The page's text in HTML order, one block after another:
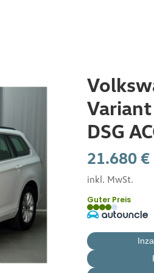
by Burger
Jobcar
Neuwagen
DSG
21.680 €
inkl. MwSt.
Guter Preis